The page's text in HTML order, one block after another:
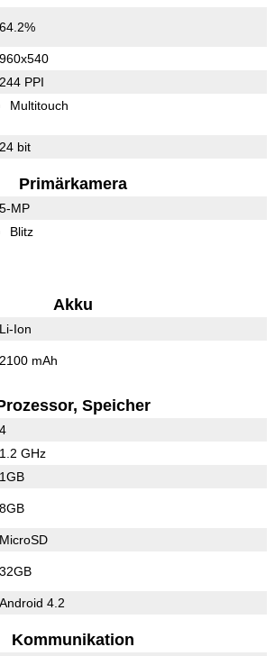
64.2%
960x540
244 PPI
Multitouch
24 bit
Primärkamera
5-MP
Blitz
Akku
Li-Ion
2100 mAh
Speicher
4
1.2 GHz
1GB
8GB
MicroSD
32GB
Android 4.2
Kommunikation